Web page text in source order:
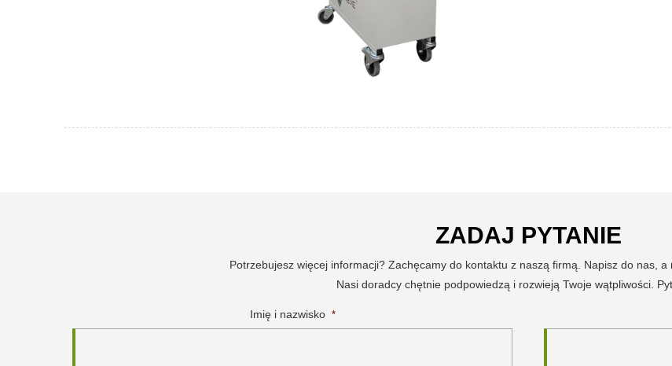
ZADAJ PYTANIE
Potrzebujesz więcej informacji? Zachęcamy do kontaktu z naszą firmą. Napisz do nas, a
Nasi doradcy chętnie podpowiedzą i rozwieją Twoje wątpliwości.
Imię i nazwisko *